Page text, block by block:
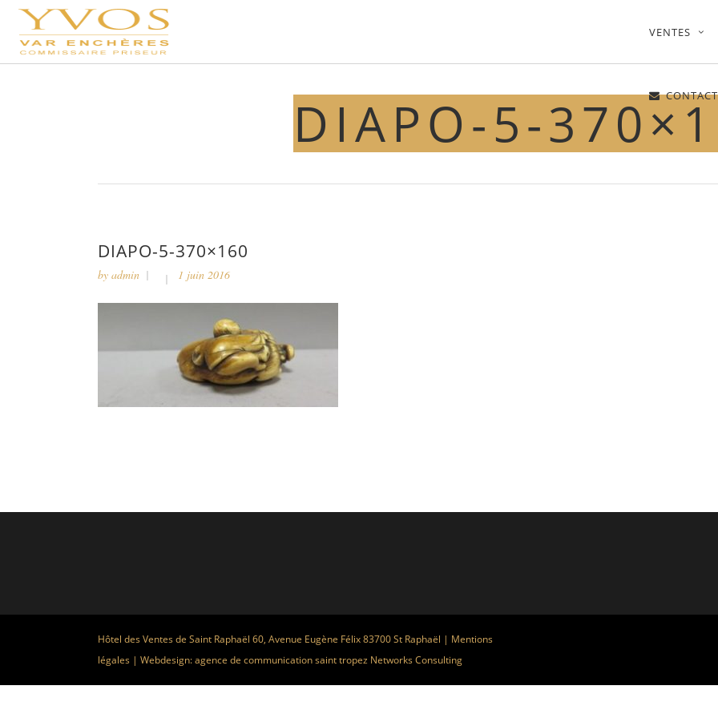
VENTES
CONTACT
DIAPO-5-
DIAPO-5-370×160
by admin 1 juin 2016
Hôtel des Ventes de Saint Raphaël 60, Avenue Eugène Félix 83700 St Raphaël | Mentions
légales | Webdesign:agence de communication saint tropez Networks Consulting